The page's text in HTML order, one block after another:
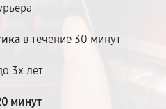
в течение 30 минут
3х лет
минут